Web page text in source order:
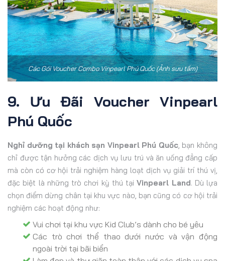
Các Gói Voucher Combo Vinpearl Phú Quốc (Ảnh sưu tầm)
9. Ưu Đãi Voucher Vinpearl
Phú Quốc
Nghỉ dưỡng tại khách sạn Vinpearl Phú Quốc, bạn không
chỉ được tận hưởng các dịch vụ lưu trú và ăn uống đẳng cấp
mà còn có cơ hội trải nghiệm hàng loạt dịch vụ giải trí thú vị,
đặc biệt là những trò chơi kỳ thú tạiVinpearl Land. Dù lựa
chọn điểm dừng chân tại khu vực nào, bạn cũng có cơ hội trải
nghiệm các hoạt động như:
Vui chơi tại khu vực Kid Club’s dành cho bé yêu
Các trò chơi thể thao dưới nước và vận động
ngoài trời tại bãi biển